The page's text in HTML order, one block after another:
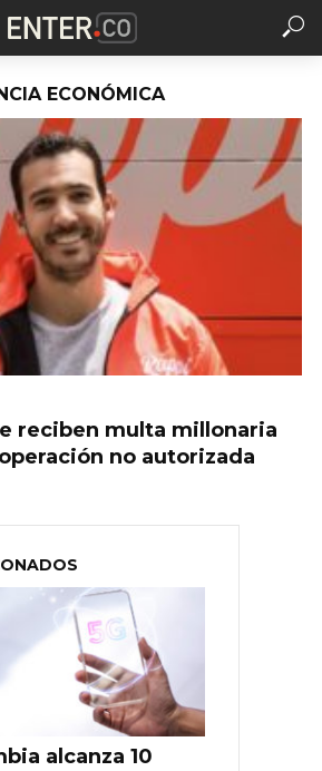
ECONÓMICA
reciben multa millonaria
no autorizada
alcanza 10